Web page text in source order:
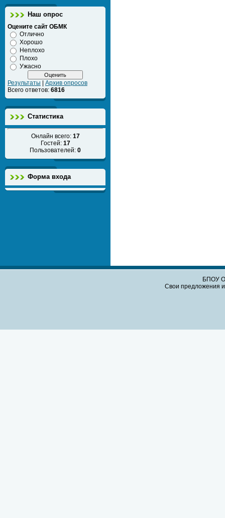
Наш опрос
Оцените сайт ОБМК
Отлично
Хорошо
Неплохо
Плохо
Ужасно
Результаты
Архив опросов
Всего ответов: 6816
Статистика
Онлайн всего: 17
Гостей: 17
Пользователей: 0
Форма входа
БПОУ
Свои предложения